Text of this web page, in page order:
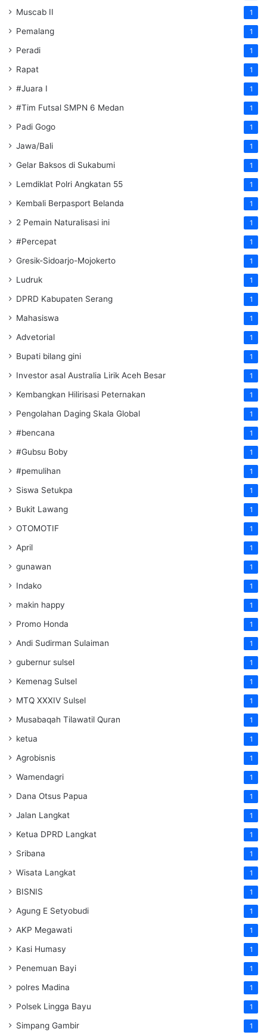
Muscab II 1
Pemalang 1
Peradi 1
Rapat 1
#Juara I 1
#Tim Futsal SMPN 6 Medan 1
Padi Gogo 1
Jawa/Bali 1
Gelar Baksos di Sukabumi 1
Lemdiklat Polri Angkatan 55 1
Kembali Berpasport Belanda 1
2 Pemain Naturalisasi ini 1
#Percepat 1
Gresik-Sidoarjo-Mojokerto 1
Ludruk 1
DPRD Kabupaten Serang 1
Mahasiswa 1
Advetorial 1
Bupati bilang gini 1
Investor asal Australia Lirik Aceh Besar 1
Kembangkan Hilirisasi Peternakan 1
Pengolahan Daging Skala Global 1
#bencana 1
#Gubsu Boby 1
#pemulihan 1
Siswa Setukpa 1
Bukit Lawang 1
OTOMOTIF 1
April 1
gunawan 1
Indako 1
makin happy 1
Promo Honda 1
Andi Sudirman Sulaiman 1
gubernur sulsel 1
Kemenag Sulsel 1
MTQ XXXIV Sulsel 1
Musabaqah Tilawatil Quran 1
ketua 1
Agrobisnis 1
Wamendagri 1
Dana Otsus Papua 1
Jalan Langkat 1
Ketua DPRD Langkat 1
Sribana 1
Wisata Langkat 1
BISNIS 1
Agung E Setyobudi 1
AKP Megawati 1
Kasi Humasy 1
Penemuan Bayi 1
polres Madina 1
Polsek Lingga Bayu 1
Simpang Gambir 1